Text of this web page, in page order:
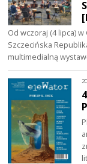
Od wczoraj (4 lipca)
Szczecińska
multimedialną